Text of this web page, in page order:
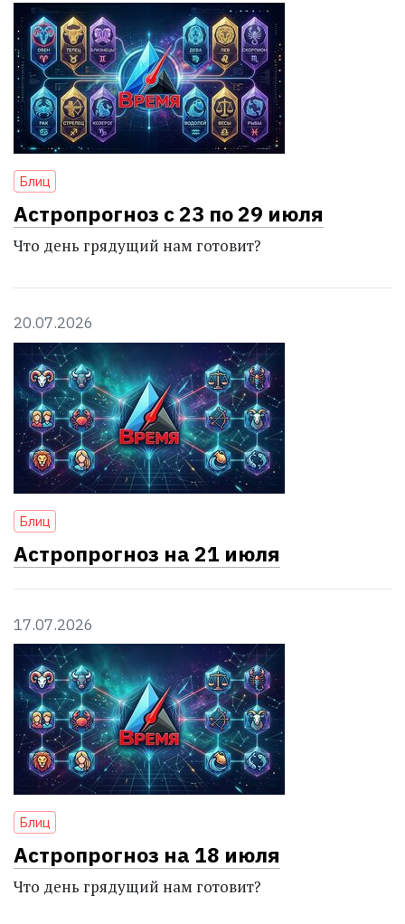
Блиц
Астропрогноз с 23 по 29 июля
Что день грядущий нам готовит?
20.07.2026
Блиц
Астропрогноз на 21 июля
17.07.2026
Блиц
Астропрогноз на 18 июля
Что день грядущий нам готовит?